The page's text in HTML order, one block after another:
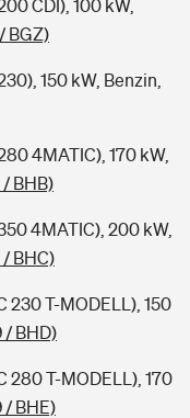
CDI), 100 kW,
BGZ)
150 kW, Benzin,
4MATIC), 170 kW,
BHB)
4MATIC), 200 kW,
BHC)
230 T-MODELL), 150
/ BHD)
280 T-MODELL), 170
/ BHE)